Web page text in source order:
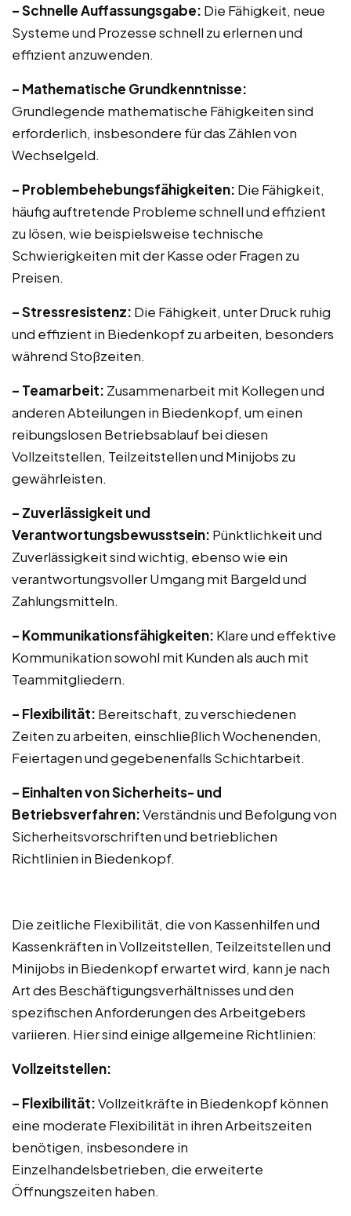
– Schnelle Auffassungsgabe: Die Fähigkeit, neue
Systeme und Prozesse schnell zu erlernen und
effizient anzuwenden.
– Mathematische Grundkenntnisse:
Grundlegende mathematische Fähigkeiten sind
erforderlich, insbesondere für das Zählen von
Wechselgeld.
– Problembehebungsfähigkeiten: Die Fähigkeit,
häufig auftretende Probleme schnell und effizient
zu lösen, wie beispielsweise technische
Schwierigkeiten mit der Kasse oder Fragen zu
Preisen.
– Stressresistenz: Die Fähigkeit, unter Druck ruhig
und effizient in Biedenkopf zu arbeiten, besonders
während Stoßzeiten.
– Teamarbeit: Zusammenarbeit mit Kollegen und
anderen Abteilungen in Biedenkopf, um einen
reibungslosen Betriebsablauf bei diesen
Vollzeitstellen, Teilzeitstellen und Minijobs zu
gewährleisten.
– Zuverlässigkeit und
Verantwortungsbewusstsein: Pünktlichkeit und
Zuverlässigkeit sind wichtig, ebenso wie ein
verantwortungsvoller Umgang mit Bargeld und
Zahlungsmitteln.
– Kommunikationsfähigkeiten: Klare und effektive
Kommunikation sowohl mit Kunden als auch mit
Teammitgliedern.
– Flexibilität: Bereitschaft, zu verschiedenen
Zeiten zu arbeiten, einschließlich Wochenenden,
Feiertagen und gegebenenfalls Schichtarbeit.
– Einhalten von Sicherheits- und
Betriebsverfahren:Verständnis und Befolgung von
Sicherheitsvorschriften und betrieblichen
Richtlinien in Biedenkopf.
Die zeitliche Flexibilität, die von Kassenhilfen und
Kassenkräften in Vollzeitstellen, Teilzeitstellen und
Minijobs in Biedenkopf erwartet wird, kann je nach
Art des Beschäftigungsverhältnisses und den
spezifischen Anforderungen des Arbeitgebers
variieren. Hier sind einige allgemeine Richtlinien:
Vollzeitstellen:
– Flexibilität:Vollzeitkräfte in Biedenkopf können
eine moderate Flexibilität in ihren Arbeitszeiten
benötigen, insbesondere in
Einzelhandelsbetrieben, die erweiterte
Öffnungszeiten haben.